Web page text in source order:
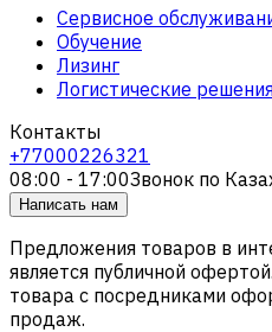
Сервисное
Обучение
Лизинг
Логистические
Контакты
+77000226321
08:00 - 17:00Звонок по
Написать нам
Предложения товаров в
является публичной
товара с посредниками
продаж.